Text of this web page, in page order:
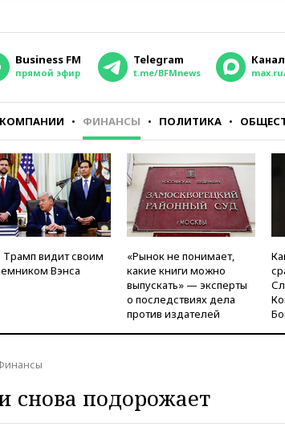
Business FM
прямой эфир
Telegram
t.me/BFMnews
КОМПАНИИ ФИНАНСЫ ПОЛИТИКА
Трамп видит своим
Вэнса
«Рынок не понимает,
какие книги можно
выпускать» — эксперты
о последствиях дела
против издателей
снова подорожает